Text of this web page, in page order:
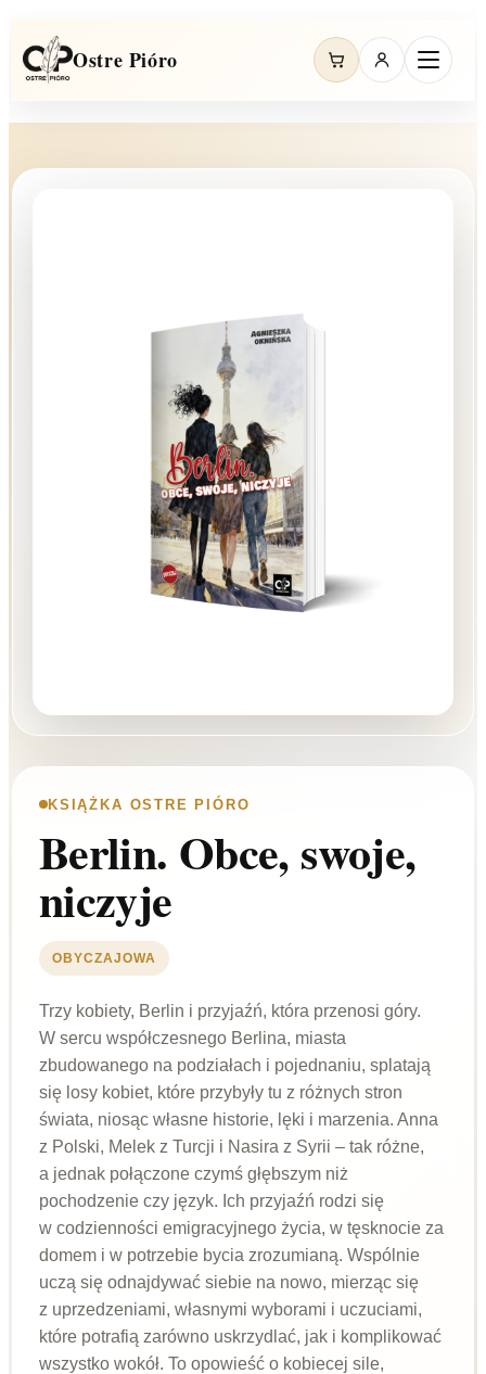
Ostre Pióro
KSIĄŻKA OSTRE PIÓRO
Berlin. Obce, swoje,
niczyje
OBYCZAJOWA
Trzy kobiety, Berlin i przyjaźń, która przenosi góry.
W sercu współczesnego Berlina, miasta
zbudowanego na podziałach i pojednaniu, splatają
się losy kobiet, które przybyły tu z różnych stron
świata, niosąc własne historie, lęki i marzenia. Anna
z Polski, Melek z Turcji i Nasira z Syrii – tak różne,
a jednak połączone czymś głębszym niż
pochodzenie czy język. Ich przyjaźń rodzi się
w codzienności emigracyjnego życia, w tęsknocie za
domem i w potrzebie bycia zrozumianą. Wspólnie
uczą się odnajdywać siebie na nowo, mierząc się
z uprzedzeniami, własnymi wyborami i uczuciami,
które potrafią zarówno uskrzydlać, jak i komplikować
wszystko wokół. To opowieść o kobiecej sile,